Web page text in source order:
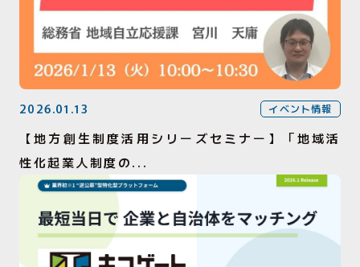
2026.01.13 イベント情報
【地方創生制度活用シリーズセミナー】「地域活
性化起業人制度の...